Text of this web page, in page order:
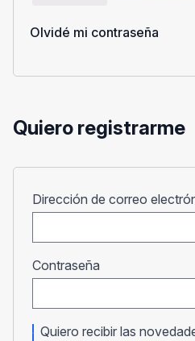
Olvidé mi contraseña
Quiero registrarme
Dirección de correo
Contraseña
Quiero recibir las